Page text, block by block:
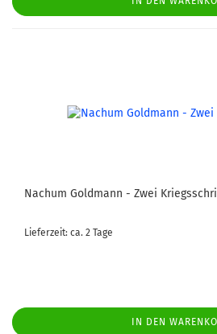
Nachum Goldmann - Zwei
Lieferzeit: ca. 2 Tage
IN DEN